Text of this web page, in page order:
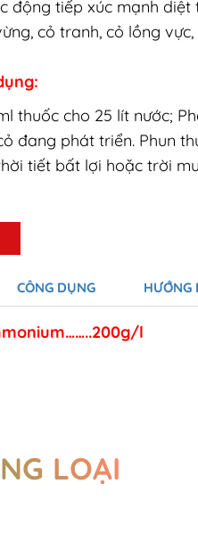
động tiếp xúc mạnh
cỏ tranh, cỏ lồng
thuốc cho 25 lít nước;
đang phát triển. Phun
tiết bất lợi hoặc trời
CÔNG DỤNG HƯỚNG
l
LOẠI